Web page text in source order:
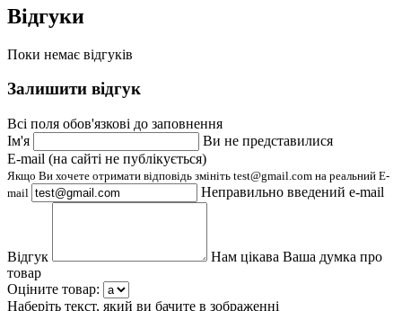
Відгуки
Поки немає відгуків
Залишити відгук
Всі поля обов'язкові до заповнення
Ім'я
Ви не представилися
E-mail (на сайті не публікується)
Якщо Ви хочете отримати відповідь змініть test@gmail.com на реальний E-
mail
Неправильно введений e-mail
Відгук
Нам цікава Ваша думка про
товар
Оціните товар:
Наберіть текст, який ви бачите в зображенні